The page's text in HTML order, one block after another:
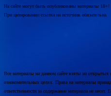
На сайте могут быть опубликованы материалы 18+!
При цитировании ссылка на источник обязательна.
Все материалы на данном сайте взяты из открытых
ознакомительных целях. Права на материалы
ответственности за содержание материала не